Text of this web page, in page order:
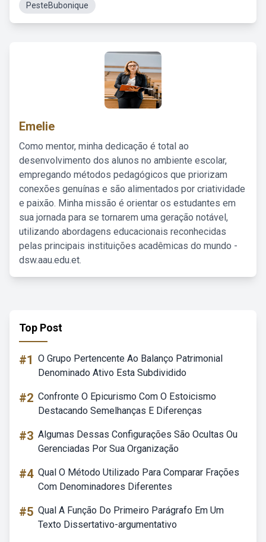
PesteBubonique
Emelie
Como mentor, minha dedicação é total ao
desenvolvimento dos alunos no ambiente escolar,
empregando métodos pedagógicos que priorizam
conexões genuínas e são alimentados por criatividade
e paixão. Minha missão é orientar os estudantes em
sua jornada para se tornarem uma geração notável,
utilizando abordagens educacionais reconhecidas
pelas principais instituições acadêmicas do mundo -
dsw.aau.edu.et.
Top Post
#1 O Grupo Pertencente Ao Balanço Patrimonial
Denominado Ativo Esta Subdividido
#2 Confronte O Epicurismo Com O Estoicismo
Destacando Semelhanças E Diferenças
#3 Algumas Dessas Configurações São Ocultas Ou
Gerenciadas Por Sua Organização
#4 Qual O Método Utilizado Para Comparar Frações
Com Denominadores Diferentes
#5 Qual A Função Do Primeiro Parágrafo Em Um
Texto Dissertativo-argumentativo